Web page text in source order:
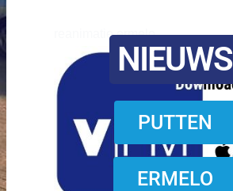
reanimatie ermelo
NIEUWS
PUTTEN
ERMELO